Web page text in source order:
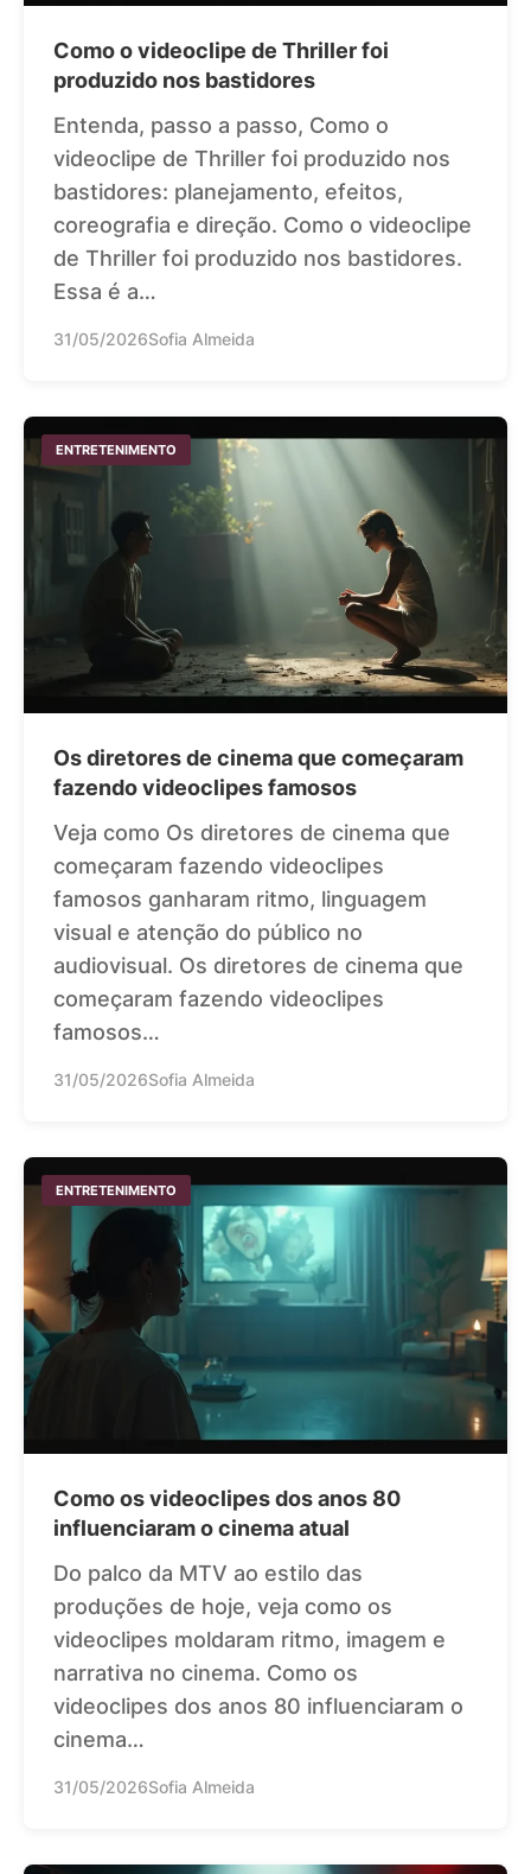
Como o videoclipe de Thriller foi
produzido nos bastidores
Entenda, passo a passo, Como o
videoclipe de Thriller foi produzido nos
bastidores: planejamento, efeitos,
coreografia e direção. Como o videoclipe
de Thriller foi produzido nos bastidores.
Essa é a…
31/05/2026Sofia Almeida
ENTRETENIMENTO
Os diretores de cinema que começaram
fazendo videoclipes famosos
Veja como Os diretores de cinema que
começaram fazendo videoclipes
famosos ganharam ritmo, linguagem
visual e atenção do público no
audiovisual. Os diretores de cinema que
começaram fazendo videoclipes
famosos…
31/05/2026Sofia Almeida
ENTRETENIMENTO
Como os videoclipes dos anos 80
influenciaram o cinema atual
Do palco da MTV ao estilo das
produções de hoje, veja como os
videoclipes moldaram ritmo, imagem e
narrativa no cinema. Como os
videoclipes dos anos 80 influenciaram o
cinema…
31/05/2026Sofia Almeida